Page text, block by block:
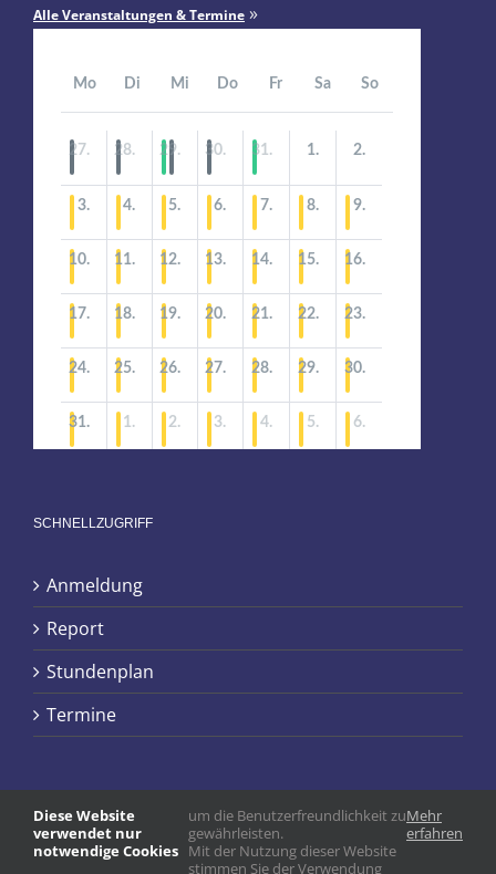
Alle Veranstaltungen & Termine »
SCHNELLZUGRIFF
Anmeldung
Report
Stundenplan
Termine
Diese Website
verwendet nur
notwendige Cookies
um die Benutzerfreundlichkeit zu
gewährleisten.
Mit der Nutzung dieser Website
stimmen Sie der Verwendung
Mehr
erfahren